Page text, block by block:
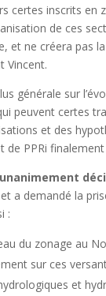
certes inscrits en
de ces
et ne créera pas
Vincent.
générale sur
peuvent certes
et des
PPRi
a demandé la
:
du zonage au
sur ces
et